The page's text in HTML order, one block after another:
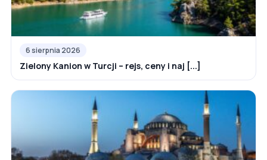
6 sierpnia 2026
Zielony Kanion w Turcji – rejs, ceny i naj [...]